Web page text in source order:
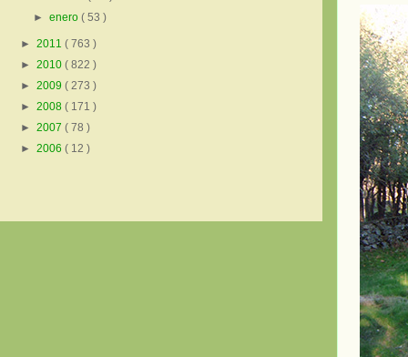
►enero( 53 )
► 2011 ( 763 )
► 2010 ( 822 )
► 2009 ( 273 )
► 2008 ( 171 )
► 2007 ( 78 )
► 2006 ( 12 )